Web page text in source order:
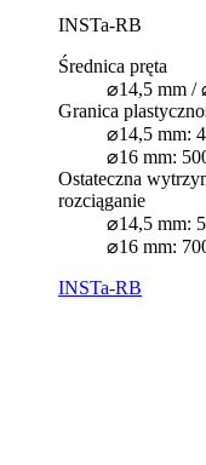
INSTa-RB
Średnica pręta
⌀14,5 mm /
Granica
⌀14,5 mm:
⌀16 mm:
Ostateczna
rozciąganie
⌀14,5 mm:
⌀16 mm:
INSTa-RB